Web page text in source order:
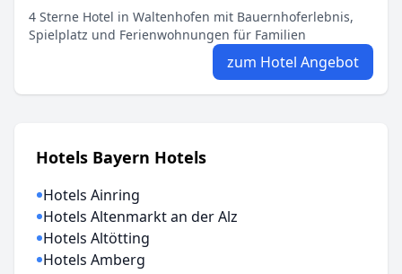
4 Sterne Hotel in Waltenhofen mit Bauernhoferlebnis,
Spielplatz und Ferienwohnungen für Familien
zum Hotel Angebot
Hotels Bayern Hotels
Hotels Ainring
Hotels Altenmarkt an der Alz
Hotels Altötting
Hotels Amberg